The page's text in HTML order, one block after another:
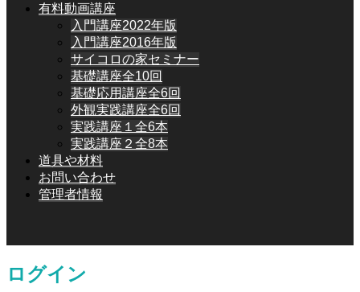
有料動画講座
入門講座2022年版
入門講座2016年版
サイコロの家セミナー
基礎講座全10回
基礎応用講座全6回
外観実践講座全6回
実践講座１全6本
実践講座２全8本
道具や材料
お問い合わせ
管理者情報
ログイン